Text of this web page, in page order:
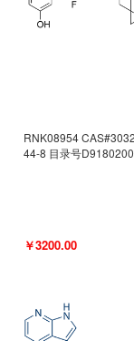
RNK08954 CAS#3032602-
44-8 目录号D9180200
￥3200.00